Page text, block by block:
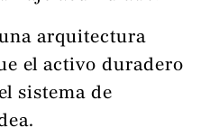
arquitectura
el activo duradero
sistema de